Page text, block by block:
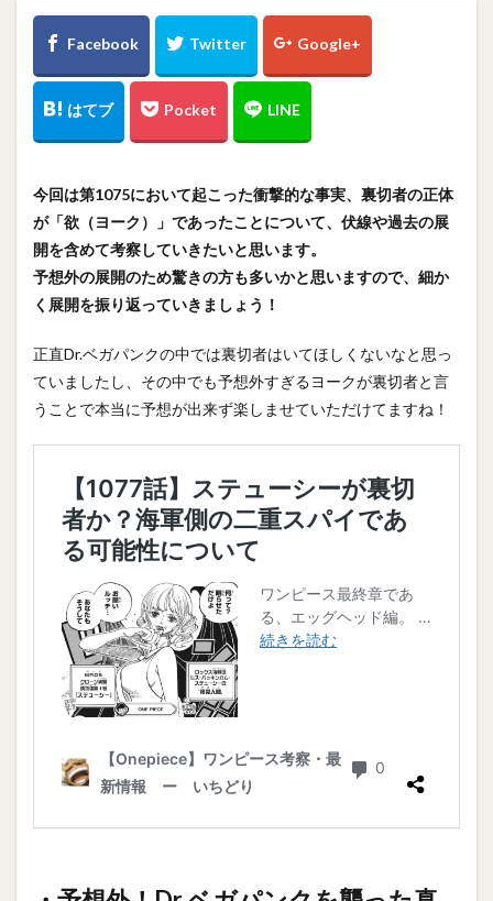
今回は第1075において起こった衝撃的な事実、裏切者の正体
が「欲（ヨーク）」であったことについて、伏線や過去の展
開を含めて考察していきたいと思います。
予想外の展開のため驚きの方も多いかと思いますので、細か
く展開を振り返っていきましょう！
正直Dr.ベガパンクの中では裏切者はいてほしくないなと思っ
ていましたし、その中でも予想外すぎるヨークが裏切者と言
うことで本当に予想が出来ず楽しませていただけてますね！